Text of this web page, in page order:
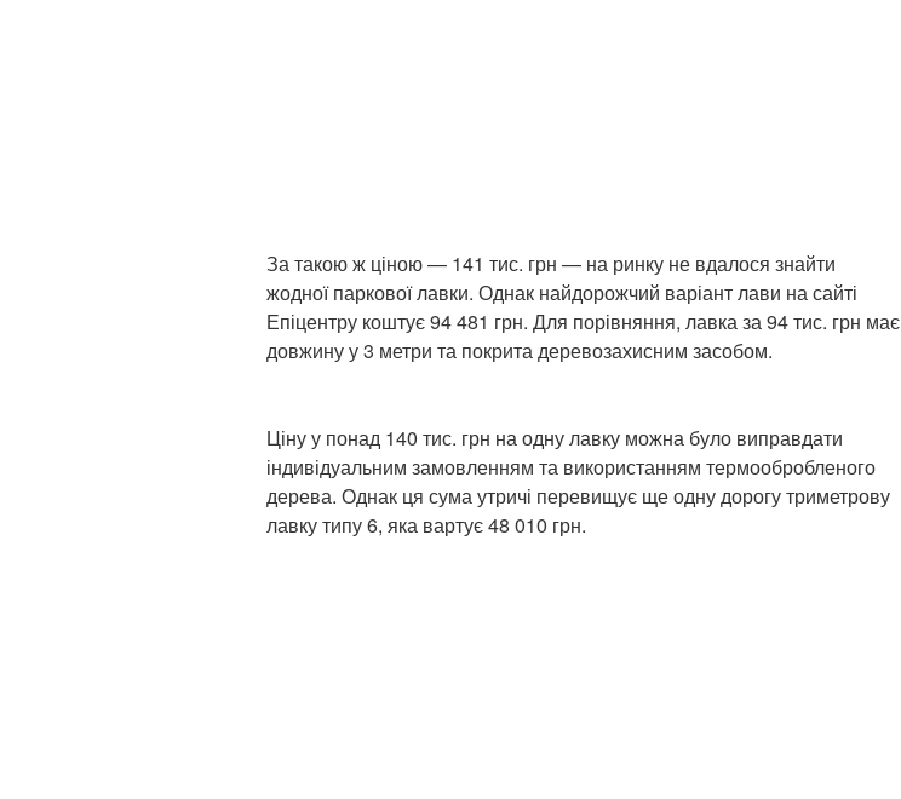
За такою ж ціною — 141 тис. грн — на ринку не вдалося знайти
жодної паркової лавки. Однак найдорожчий варіант лави на сайті
Епіцентру коштує 94 481 грн. Для порівняння, лавка за 94 тис. грн має
довжину у 3 метри та покрита деревозахисним засобом.
Ціну у понад 140 тис. грн на одну лавку можна було виправдати
індивідуальним замовленням та використанням термообробленого
дерева. Однак ця сума утричі перевищує ще одну дорогу триметрову
лавку типу 6, яка вартує 48 010 грн.